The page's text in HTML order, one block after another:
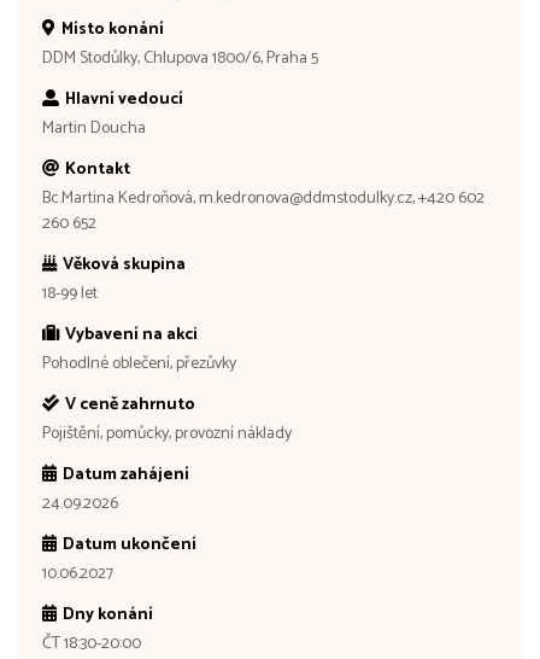
Místo konání
DDM Stodůlky, Chlupova 1800/6, Praha 5
Hlavní vedoucí
Martin Doucha
Kontakt
Bc.Martina Kedroňová, m.kedronova@ddmstodulky.cz, +420 602
260 652
Věková skupina
18-99 let
Vybavení na akci
Pohodlné oblečení, přezůvky
V ceně zahrnuto
Pojištění, pomůcky, provozní náklady
Datum zahájení
24.09.2026
Datum ukončení
10.06.2027
Dny konání
ČT 18:30-20:00